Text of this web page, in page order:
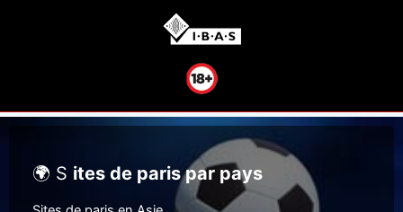
🌍 S ites de paris par pays